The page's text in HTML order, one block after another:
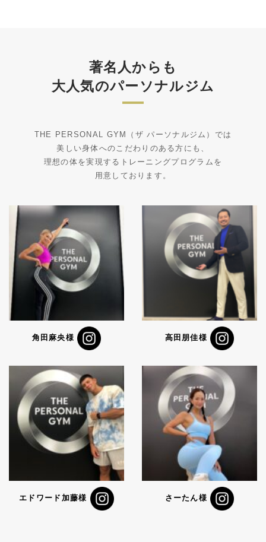
著名人からも
大人気のパーソナルジム
THE PERSONAL GYM（ザ パーソナルジム）では
美しい身体へのこだわりのある方にも、
理想の体を実現するトレーニングプログラムを
用意しております。
角田麻央様 高田朋佳様
エドワード加藤様 さーたん様